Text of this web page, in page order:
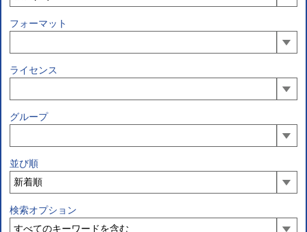
フォーマット
ライセンス
グループ
並び順
検索オプション